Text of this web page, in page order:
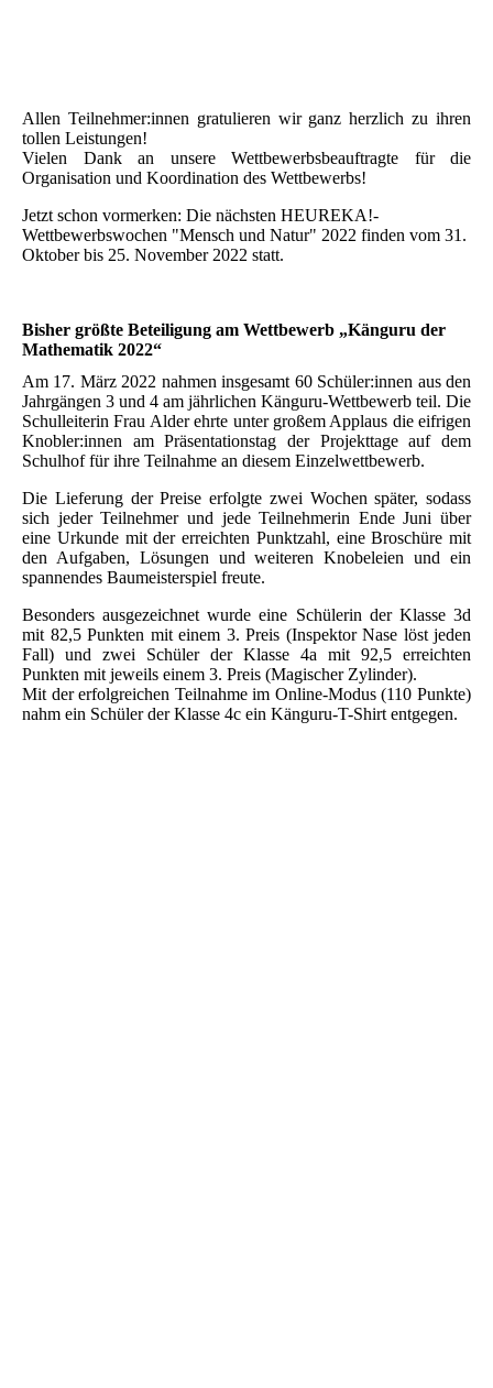
Allen Teilnehmer:innen gratulieren wir ganz herzlich zu ihren
tollen Leistungen!
Vielen Dank an unsere Wettbewerbsbeauftragte für die
Organisation und Koordination des Wettbewerbs!
Jetzt schon vormerken: Die nächsten HEUREKA!-
Wettbewerbswochen "Mensch und Natur" 2022 finden vom 31.
Oktober bis 25. November 2022 statt.
Bisher größte Beteiligung am Wettbewerb „Känguru der
Mathematik 2022“
Am 17. März 2022 nahmen insgesamt 60 Schüler:innen aus den
Jahrgängen 3 und 4 am jährlichen Känguru-Wettbewerb teil. Die
Schulleiterin Frau Alder ehrte unter großem Applaus die eifrigen
Knobler:innen am Präsentationstag der Projekttage auf dem
Schulhof für ihre Teilnahme an diesem Einzelwettbewerb.
Die Lieferung der Preise erfolgte zwei Wochen später, sodass
sich jeder Teilnehmer und jede Teilnehmerin Ende Juni über
eine Urkunde mit der erreichten Punktzahl, eine Broschüre mit
den Aufgaben, Lösungen und weiteren Knobeleien und ein
spannendes Baumeisterspiel freute.
Besonders ausgezeichnet wurde eine Schülerin der Klasse 3d
mit 82,5 Punkten mit einem 3. Preis (Inspektor Nase löst jeden
Fall) und zwei Schüler der Klasse 4a mit 92,5 erreichten
Punkten mit jeweils einem 3. Preis (Magischer Zylinder).
Mit der erfolgreichen Teilnahme im Online-Modus (110 Punkte)
nahm ein Schüler der Klasse 4c ein Känguru-T-Shirt entgegen.